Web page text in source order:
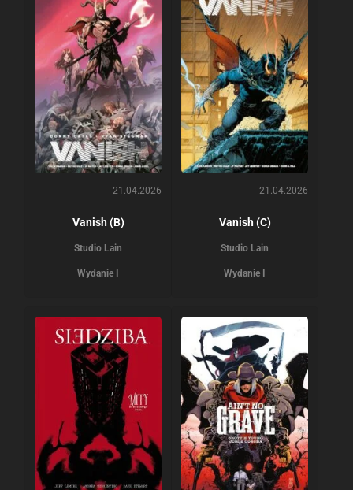
21.04.2026
Vanish (B)
Studio Lain
Wydanie I
21.04.2026
Vanish (C)
Studio Lain
Wydanie I